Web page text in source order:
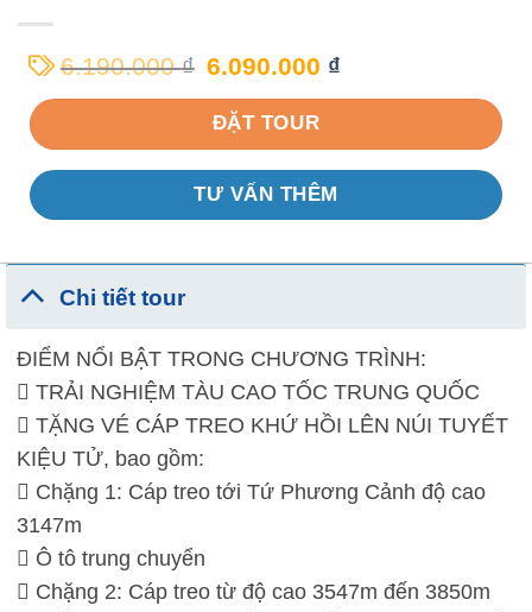
6.190.000₫ 6.090.000 ₫
ĐẶT TOUR
TƯ VẤN THÊM
Chi tiết tour
ĐIỂM NỔI BẬT TRONG CHƯƠNG TRÌNH:
 TRẢI NGHIỆM TÀU CAO TỐC TRUNG QUỐC
 TẶNG VÉ CÁP TREO KHỨ HỒI LÊN NÚI TUYẾT
KIỆU TỬ, bao gồm:
 Chặng 1: Cáp treo tới Tứ Phương Cảnh độ cao
3147m
 Ô tô trung chuyển
 Chặng 2: Cáp treo từ độ cao 3547m đến 3850m